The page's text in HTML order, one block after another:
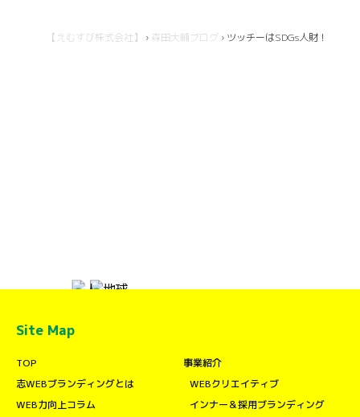
【えむすび株式会社】 › 森田大輔ブログ › ツッチーはSDGs人財！
Site Map
TOP
志WEBブランディングとは
WEB力向上コラム
事業紹介
WEBクリエイティブ
インナー＆採用ブランディング